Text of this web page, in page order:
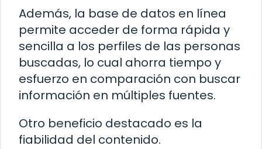
Además, la base de datos en línea
permite acceder de forma rápida y
sencilla a los perfiles de las personas
buscadas, lo cual ahorra tiempo y
esfuerzo en comparación con buscar
información en múltiples fuentes.
Otro beneficio destacado es la
fiabilidad del contenido.